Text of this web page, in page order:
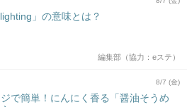
」の意味とは？
編集部（協力：eステ）
8/7 (金)
で簡単！にんにく香る「醤油そうめ